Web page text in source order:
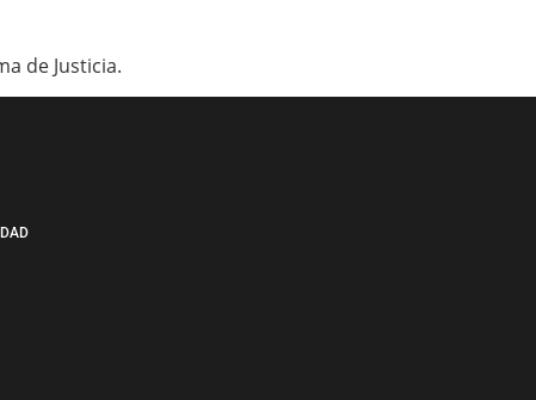
de Justicia.